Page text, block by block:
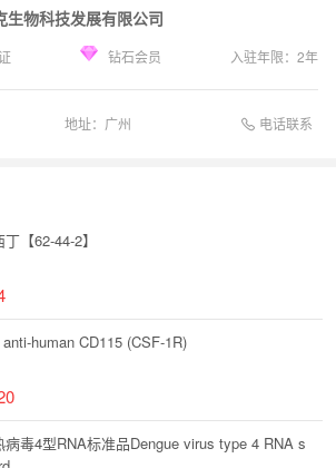
生物科技发展有限公司
钻石会员 入驻年限： 2年
地址： 广州 电话联系
【62-44-2】
human CD115 (CSF-1R)
毒4型RNA标准品Dengue virus type 4 RNA s